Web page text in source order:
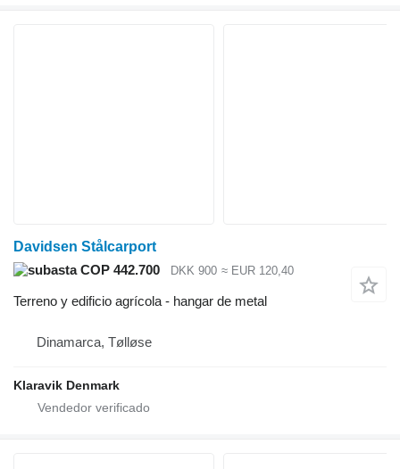
Davidsen Stålcarport
COP 442.700
DKK 900 ≈ EUR 120,40
Terreno y edificio agrícola - hangar de metal
Dinamarca, Tølløse
Klaravik Denmark